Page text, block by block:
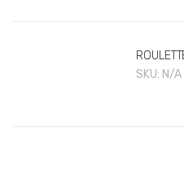
SKU: N/A